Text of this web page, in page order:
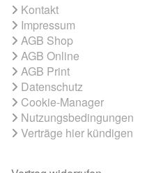
Kontakt
Impressum
AGB Shop
AGB Online
AGB Print
Datenschutz
Cookie-Manager
Nutzungsbedingungen
Verträge hier kündigen